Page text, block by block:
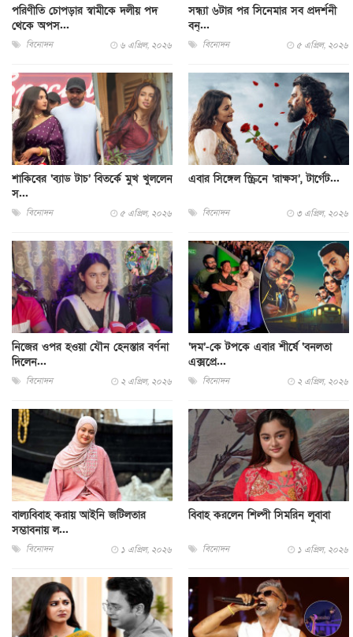
পরিণীতি চোপড়ার স্বামীকে দলীয় পদ
থেকে অপস...
বিনোদন ৬ এপ্রিল, ২০২৬
সন্ধ্যা ৬টার পর সিনেমার সব প্রদর্শনী
বন্...
বিনোদন ৫ এপ্রিল, ২০২৬
শাকিবের ‘ব্যাড টাচ’ বিতর্কে মুখ খুললেন
স...
বিনোদন ৫ এপ্রিল, ২০২৬
এবার সিঙ্গেল স্ক্রিনে ‘রাক্ষস’, টার্গেট...
বিনোদন ৩ এপ্রিল, ২০২৬
নিজের ওপর হওয়া যৌন হেনস্তার বর্ণনা
দিলেন...
বিনোদন ২ এপ্রিল, ২০২৬
‘দম’-কে টপকে এবার শীর্ষে ‘বনলতা
এক্সপ্রে...
বিনোদন ২ এপ্রিল, ২০২৬
বাল্যবিবাহ করায় আইনি জটিলতার
সম্ভাবনায় ল...
বিনোদন ১ এপ্রিল, ২০২৬
বিবাহ করলেন শিল্পী সিমরিন লুবাবা
বিনোদন ১ এপ্রিল, ২০২৬